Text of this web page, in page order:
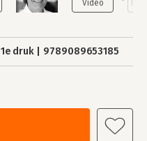
1e druk 9789089653185